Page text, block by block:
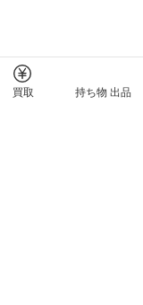
買取 持ち物 出品